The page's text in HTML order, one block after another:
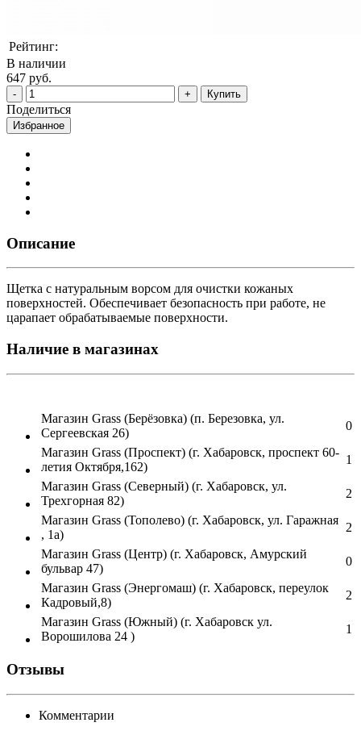
Рейтинг:
В наличии
647 руб.
Купить
Поделиться
Избранное
Описание
Щетка с натуральным ворсом для очистки кожаных
поверхностей. Обеспечивает безопасность при работе, не
царапает обрабатываемые поверхности.
Наличие в магазинах
Магазин Grass (Берёзовка) (п. Березовка, ул.
Сергеевская 26)
0
Магазин Grass (Проспект) (г. Хабаровск, проспект 60-
летия Октября,162)
1
Магазин Grass (Северный) (г. Хабаровск, ул.
Трехгорная 82)
2
Магазин Grass (Тополево) (г. Хабаровск, ул. Гаражная
, 1а)
2
Магазин Grass (Центр) (г. Хабаровск, Амурский
бульвар 47)
0
Магазин Grass (Энергомаш) (г. Хабаровск, переулок
Кадровый,8)
2
Магазин Grass (Южный) (г. Хабаровск ул.
Ворошилова 24 )
1
Отзывы
Комментарии